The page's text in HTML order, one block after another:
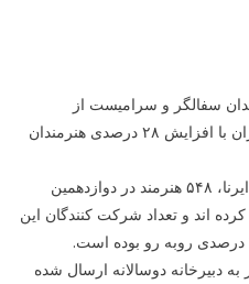
سفالگر و سرامیست از
دوازدهمین دوسالانه ملی سرامیک ایران با افزایش ۲۸ درصدی هنرمندان
به گزارش پیلانو به نقل از خبرگزاری ایرنا، ۵۴۸ هنرمند در دوازدهمین
اند و تعداد شرکت کنندگان این
دبیرخانه دوسالانه، ۷۱۸ اثر به دبیرخانه دوسالانه ارسال شده